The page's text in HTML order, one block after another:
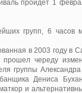
пройдет 1
групп, 6 часов
в 2003 году в
прошел череду
группы
Дениса
и